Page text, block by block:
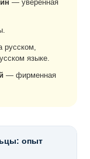
— уверенная
русском,
языке.
— фирменная
опыт